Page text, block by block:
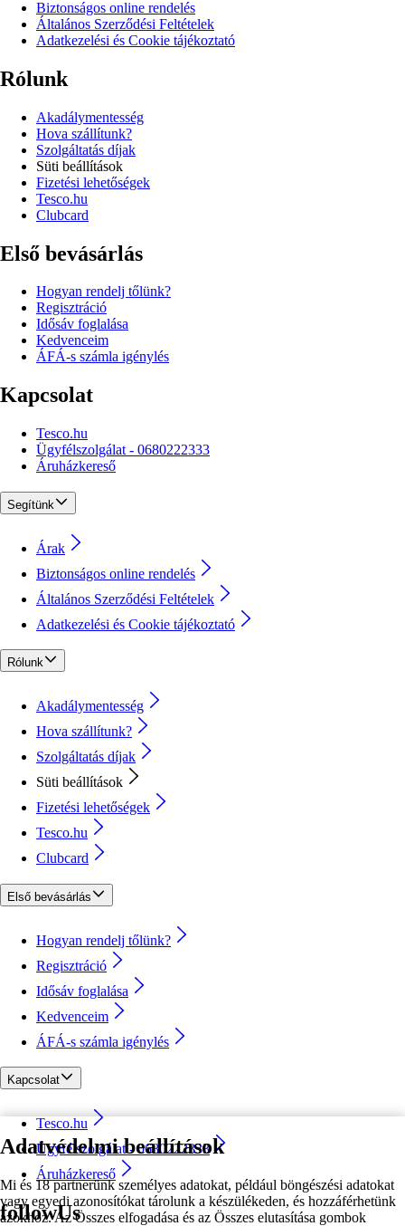
Adatvédelmi beállítások
Mi és 18 partnerünk személyes adatokat, például böngészési adatokat
vagy egyedi azonosítókat tárolunk a készülékeden, és hozzáférhetünk
azokhoz. Az Összes elfogadása és az Összes elutasítása gombok
Biztonságos online rendelés
Általános Szerződési Feltételek
Adatkezelési és Cookie tájékoztató
Rólunk
Akadálymentesség
Hova szállítunk?
Szolgáltatás díjak
Süti beállítások
Fizetési lehetőségek
Tesco.hu
Clubcard
Első bevásárlás
Hogyan rendelj tőlünk?
Regisztráció
Idősáv foglalása
Kedvenceim
ÁFÁ-s számla igénylés
Kapcsolat
Tesco.hu
Ügyfélszolgálat - 0680222333
Áruházkereső
Segítünk
Árak
Biztonságos online rendelés
Általános Szerződési Feltételek
Adatkezelési és Cookie tájékoztató
Rólunk
Akadálymentesség
Hova szállítunk?
Szolgáltatás díjak
Süti beállítások
Fizetési lehetőségek
Tesco.hu
Clubcard
Első bevásárlás
Hogyan rendelj tőlünk?
Regisztráció
Idősáv foglalása
Kedvenceim
ÁFÁ-s számla igénylés
Kapcsolat
Tesco.hu
Ügyfélszolgálat - 0680222333
Áruházkereső
followUs